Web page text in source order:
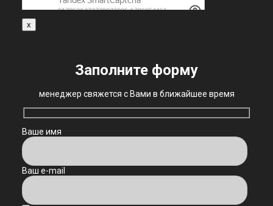
x
Заполните форму
менеджер свяжется с Вами в ближайшее время
Ваше имя
Ваш e-mail